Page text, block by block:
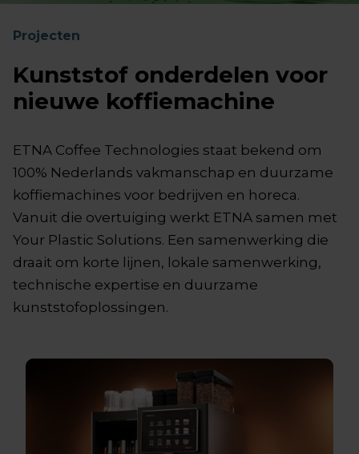
Projecten
Kunststof onderdelen voor
nieuwe koffiemachine
ETNA Coffee Technologies staat bekend om
100% Nederlands vakmanschap en duurzame
koffiemachines voor bedrijven en horeca.
Vanuit die overtuiging werkt ETNA samen met
Your Plastic Solutions. Een samenwerking die
draait om korte lijnen, lokale samenwerking,
technische expertise en duurzame
kunststofoplossingen.